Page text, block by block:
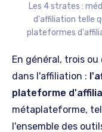
Les 4 strates :
d'affiliation telle
plateformes
En général, trois
dans l'affiliation :
plateforme
métaplateforme,
l'ensemble des